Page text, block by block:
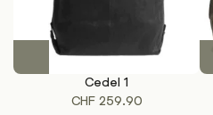
Ce
plusieurs
Cedel 1
CHF259.90